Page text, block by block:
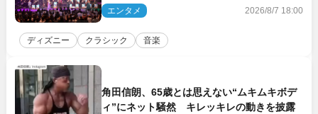
ト＆クルーズ旅を大満喫！【潜入レポート】
エンタメ 2026/8/7 18:00
ディズニー クラシック 音楽
角田信朗、65歳とは思えない“ムキムキボデ
ィ”にネット騒然 キレッキレの動きを披露